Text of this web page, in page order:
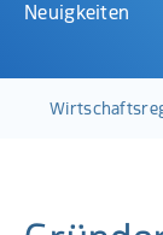
Neuigkeiten